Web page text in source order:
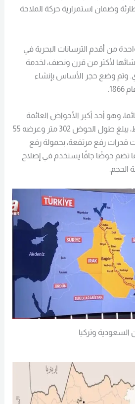
وضمان استمرارية حركة الملاحة
من أقدم الترسانات البحرية في
لأكثر من قرن ونصف، لخدمة
وتم وضع حجر الأساس بإنشاء
وهو أحد أكبر الأحواض العائمة
بمنطقة الشرق الأوسط، يبلغ طول الحوض 302 متر وعرضه 55
قدرات رفع مرتفعة، بحمولة رفع
طن. كما تضم حوضًا جافًا يستخدم في إصلاح
وتركيا